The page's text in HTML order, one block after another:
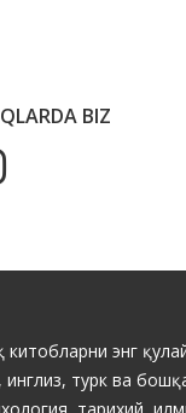
BIZ
китобларни энг
инглиз, турк ва